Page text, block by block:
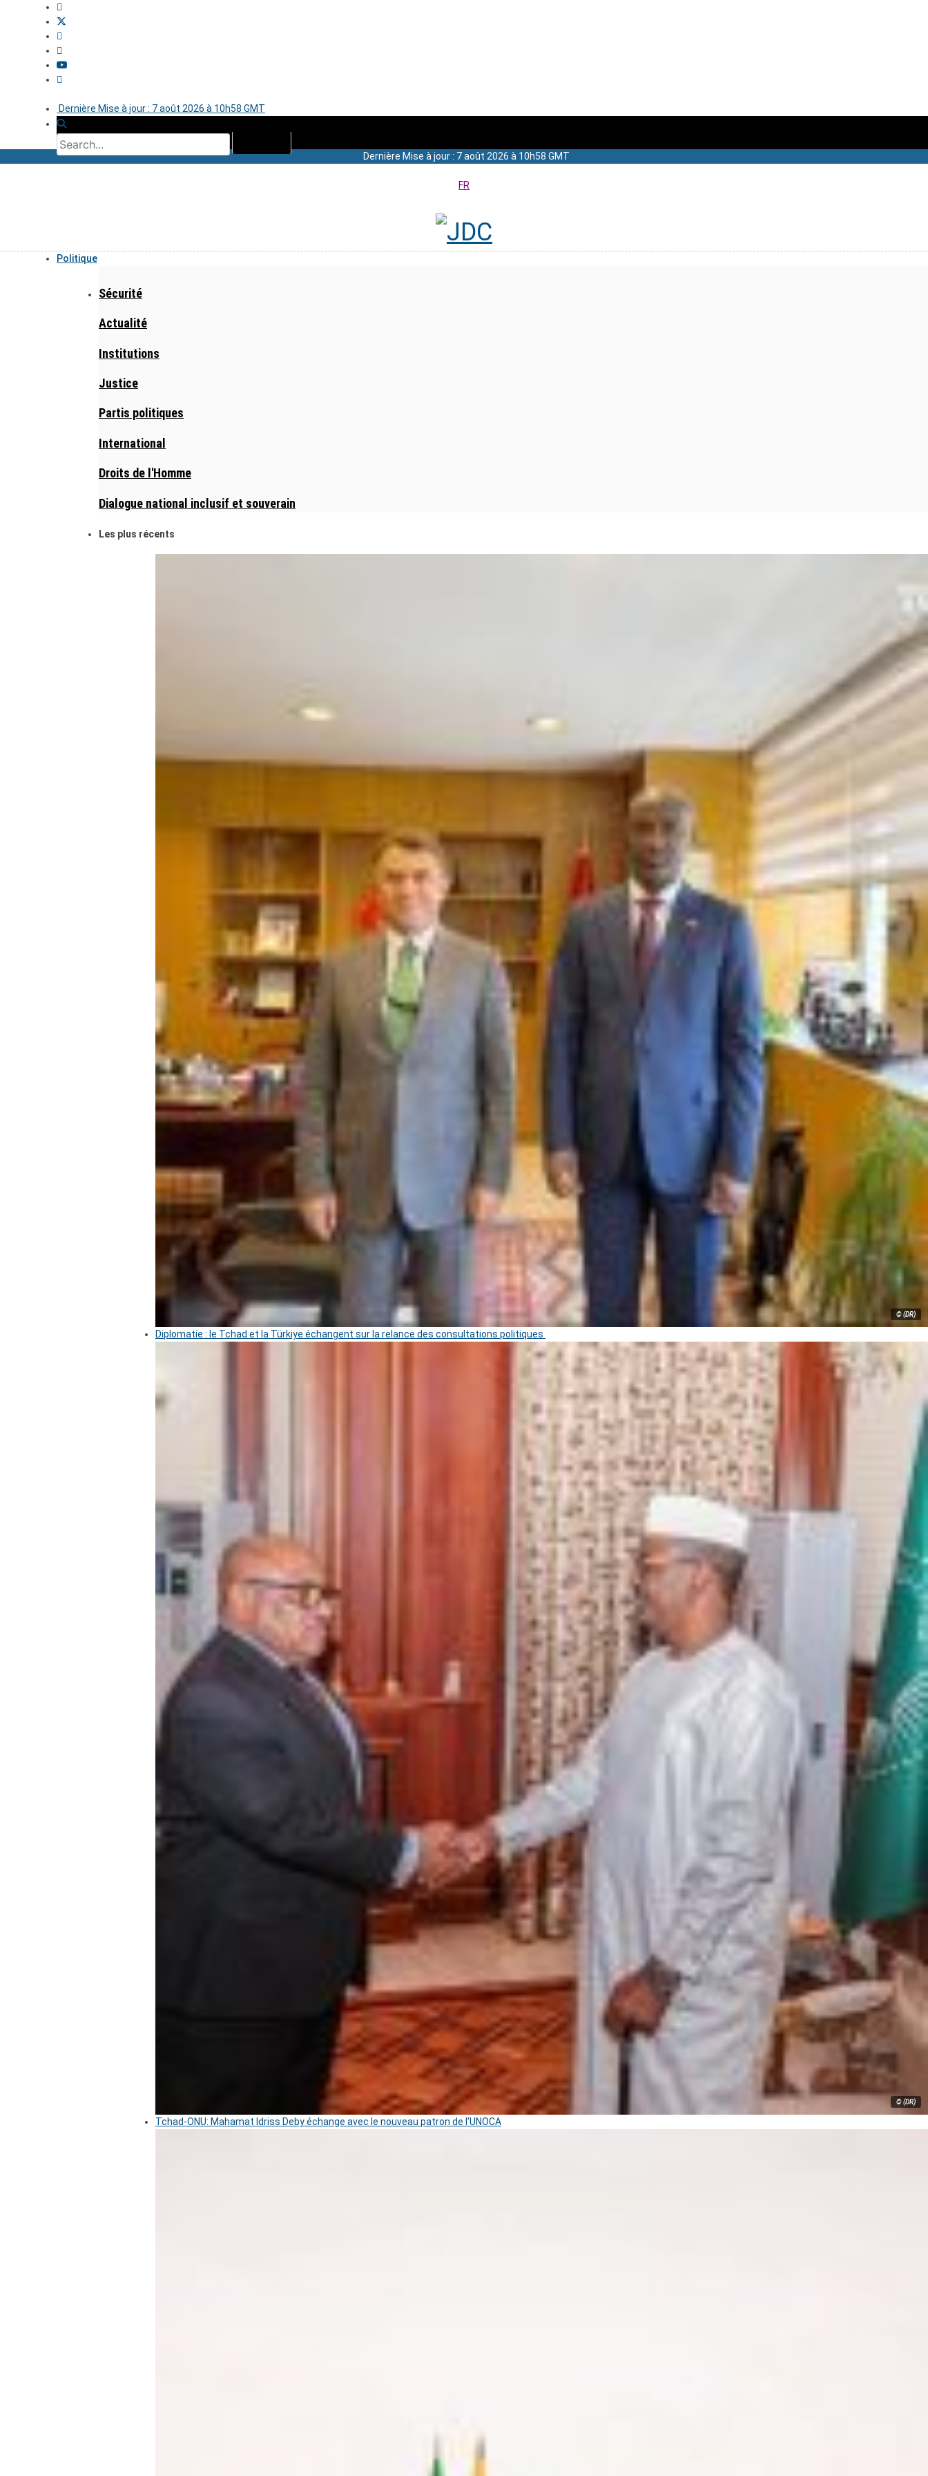
Dernière Mise à jour : 7 août 2026 à 10h58 GMT
Dernière Mise à jour : 7 août 2026 à 10h58 GMT
FR
Politique
Sécurité
Actualité
Institutions
Justice
Partis politiques
International
Droits de l'Homme
Dialogue national inclusif et souverain
Les plus récents
© (DR)
Diplomatie : le Tchad et la Türkiye échangent sur la relance des consultations politiques
© (DR)
Tchad-ONU: Mahamat Idriss Deby échange avec le nouveau patron de l’UNOCA